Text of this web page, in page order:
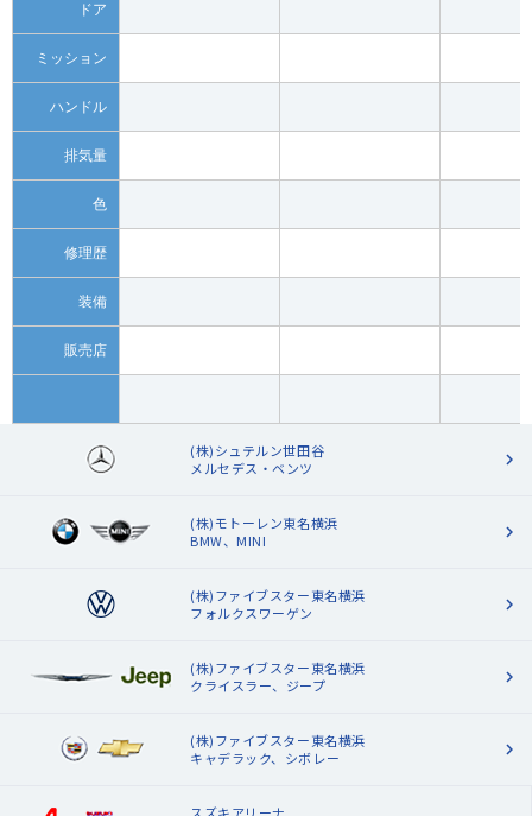
ドア
ミッション
ハンドル
排気量
色
修理歴
装備
販売店
(株)シュテルン世田谷
メルセデス・ベンツ
(株)モトーレン東名横浜
BMW、MINI
(株)ファイブスター東名横浜
フォルクスワーゲン
(株)ファイブスター東名横浜
クライスラー、ジープ
(株)ファイブスター東名横浜
キャデラック、シボレー